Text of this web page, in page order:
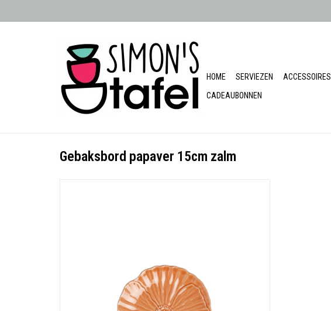
HOME SERVIEZEN ACCESSOIRES
CADEAUBONNEN
Gebaksbord papaver 15cm zalm